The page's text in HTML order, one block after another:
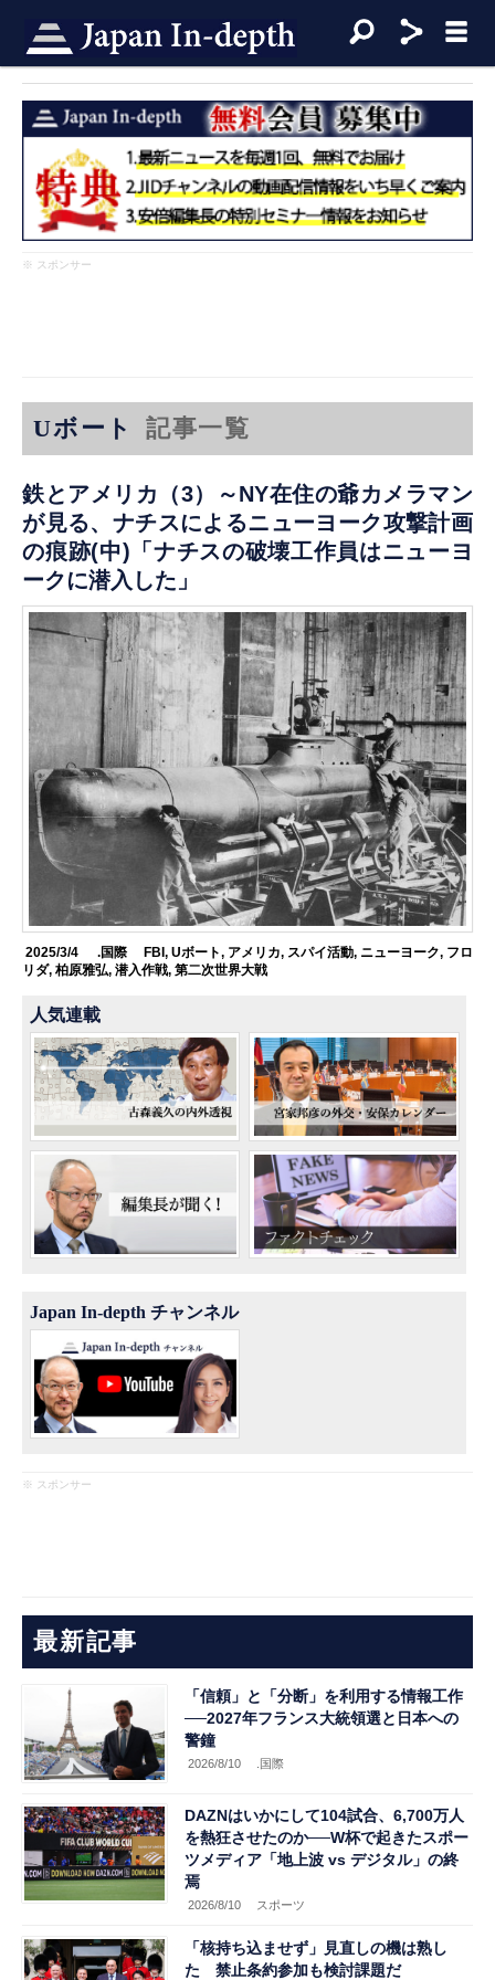
※ スポンサー
Uボート 記事一覧
鉄とアメリカ（3）～NY在住の爺カメラマン
が見る、ナチスによるニューヨーク攻撃計画
の痕跡(中)「ナチスの破壊工作員はニューヨ
ークに潜入した」
2025/3/4 .国際 FBI, Uボート, アメリカ, スパイ活動, ニューヨーク, フロ
リダ,柏原雅弘,潜入作戦,第二次世界大戦
人気連載
Japan In-depth チャンネル
※ スポンサー
最新記事
「信頼」と「分断」を利用する情報工作
──2027年フランス大統領選と日本への
警鐘
2026/8/10 .国際
DAZNはいかにして104試合、6,700万人
を熱狂させたのか──W杯で起きたスポー
ツメディア「地上波 vs デジタル」の終
焉
2026/8/10 スポーツ
「核持ち込ませず」見直しの機は熟し
た 禁止条約参加も検討課題だ